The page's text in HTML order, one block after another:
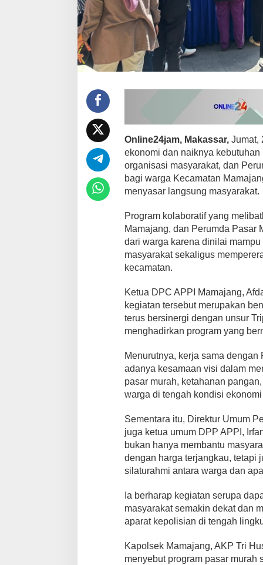
0
0
V
u
c
i
g
k
a
n
k
W
r
g
a
Online24jam, Makassar,Jumat,
ekonomi dan naiknya
organisasi masyarakat, dan
bagi warga Kecamatan
menyasar langsung masyarakat.
Program kolaboratif yang
Mamajang, dan Perumda Pasar
dari warga karena dinilai
masyarakat sekaligus
kecamatan.
Ketua DPC APPI Mamajang,
kegiatan tersebut merupakan
terus bersinergi dengan unsur
menghadirkan program yang
Menurutnya, kerja sama
adanya kesamaan visi dalam
pasar murah, ketahanan
warga di tengah kondisi
Sementara itu, Direktur Umum
juga ketua umum DPP APPI,
bukan hanya membantu
dengan harga terjangkau, tetapi
silaturahmi antara warga dan
Ia berharap kegiatan serupa
masyarakat semakin dekat dan
aparat kepolisian di tengah
Kapolsek Mamajang, AKP Tri
menyebut program pasar murah